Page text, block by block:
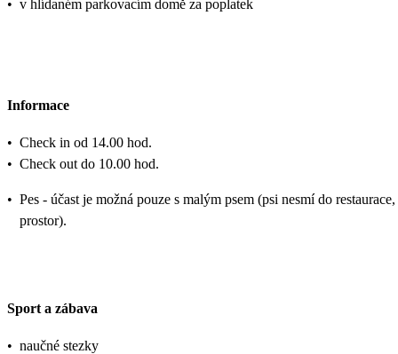
• v hlídaném parkovacím domě za poplatek
Informace
• Check in od 14.00 hod.
• Check out do 10.00 hod.
• Pes - účast je možná pouze s malým psem (psi nesmí do
prostor).
Sport a zábava
• naučné stezky